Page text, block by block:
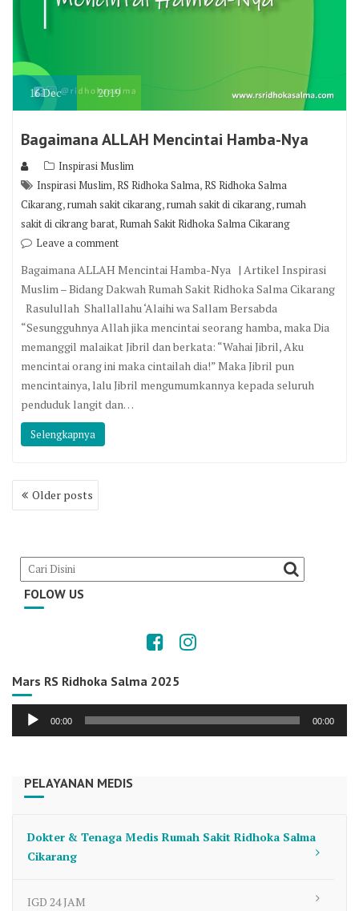
16Dec 2019
Bagaimana ALLAH Mencintai Hamba-Nya
Inspirasi Muslim
Inspirasi Muslim,RS Ridhoka Salma,RS Ridhoka Salma
Cikarang,rumah sakit cikarang,rumah sakit di cikarang,rumah
sakit di cikrang barat,Rumah Sakit Ridhoka Salma Cikarang
Leave a comment
Bagaimana ALLAH Mencintai Hamba-Nya | Artikel Inspirasi
Muslim – Bidang Dakwah Rumah Sakit Ridhoka Salma Cikarang
Rasulullah Shallallahu ‘Alaihi wa Sallam Bersabda
“Sesungguhnya Allah jika mencintai seorang hamba, maka Dia
memanggil malaikat Jibril dan berkata: “Wahai Jibril, Aku
mencintai orang ini maka cintailah dia!” Maka Jibril pun
mencintainya, lalu Jibril mengumumkannya kepada seluruh
penduduk langit dan…
Selengkapnya
Posts
navigation
Older posts
FOLOW US
Mars RS Ridhoka Salma 2025
Audio
00:00 00:00
PELAYANAN MEDIS
Dokter & Tenaga Medis Rumah Sakit Ridhoka Salma
Cikarang
IGD 24 JAM